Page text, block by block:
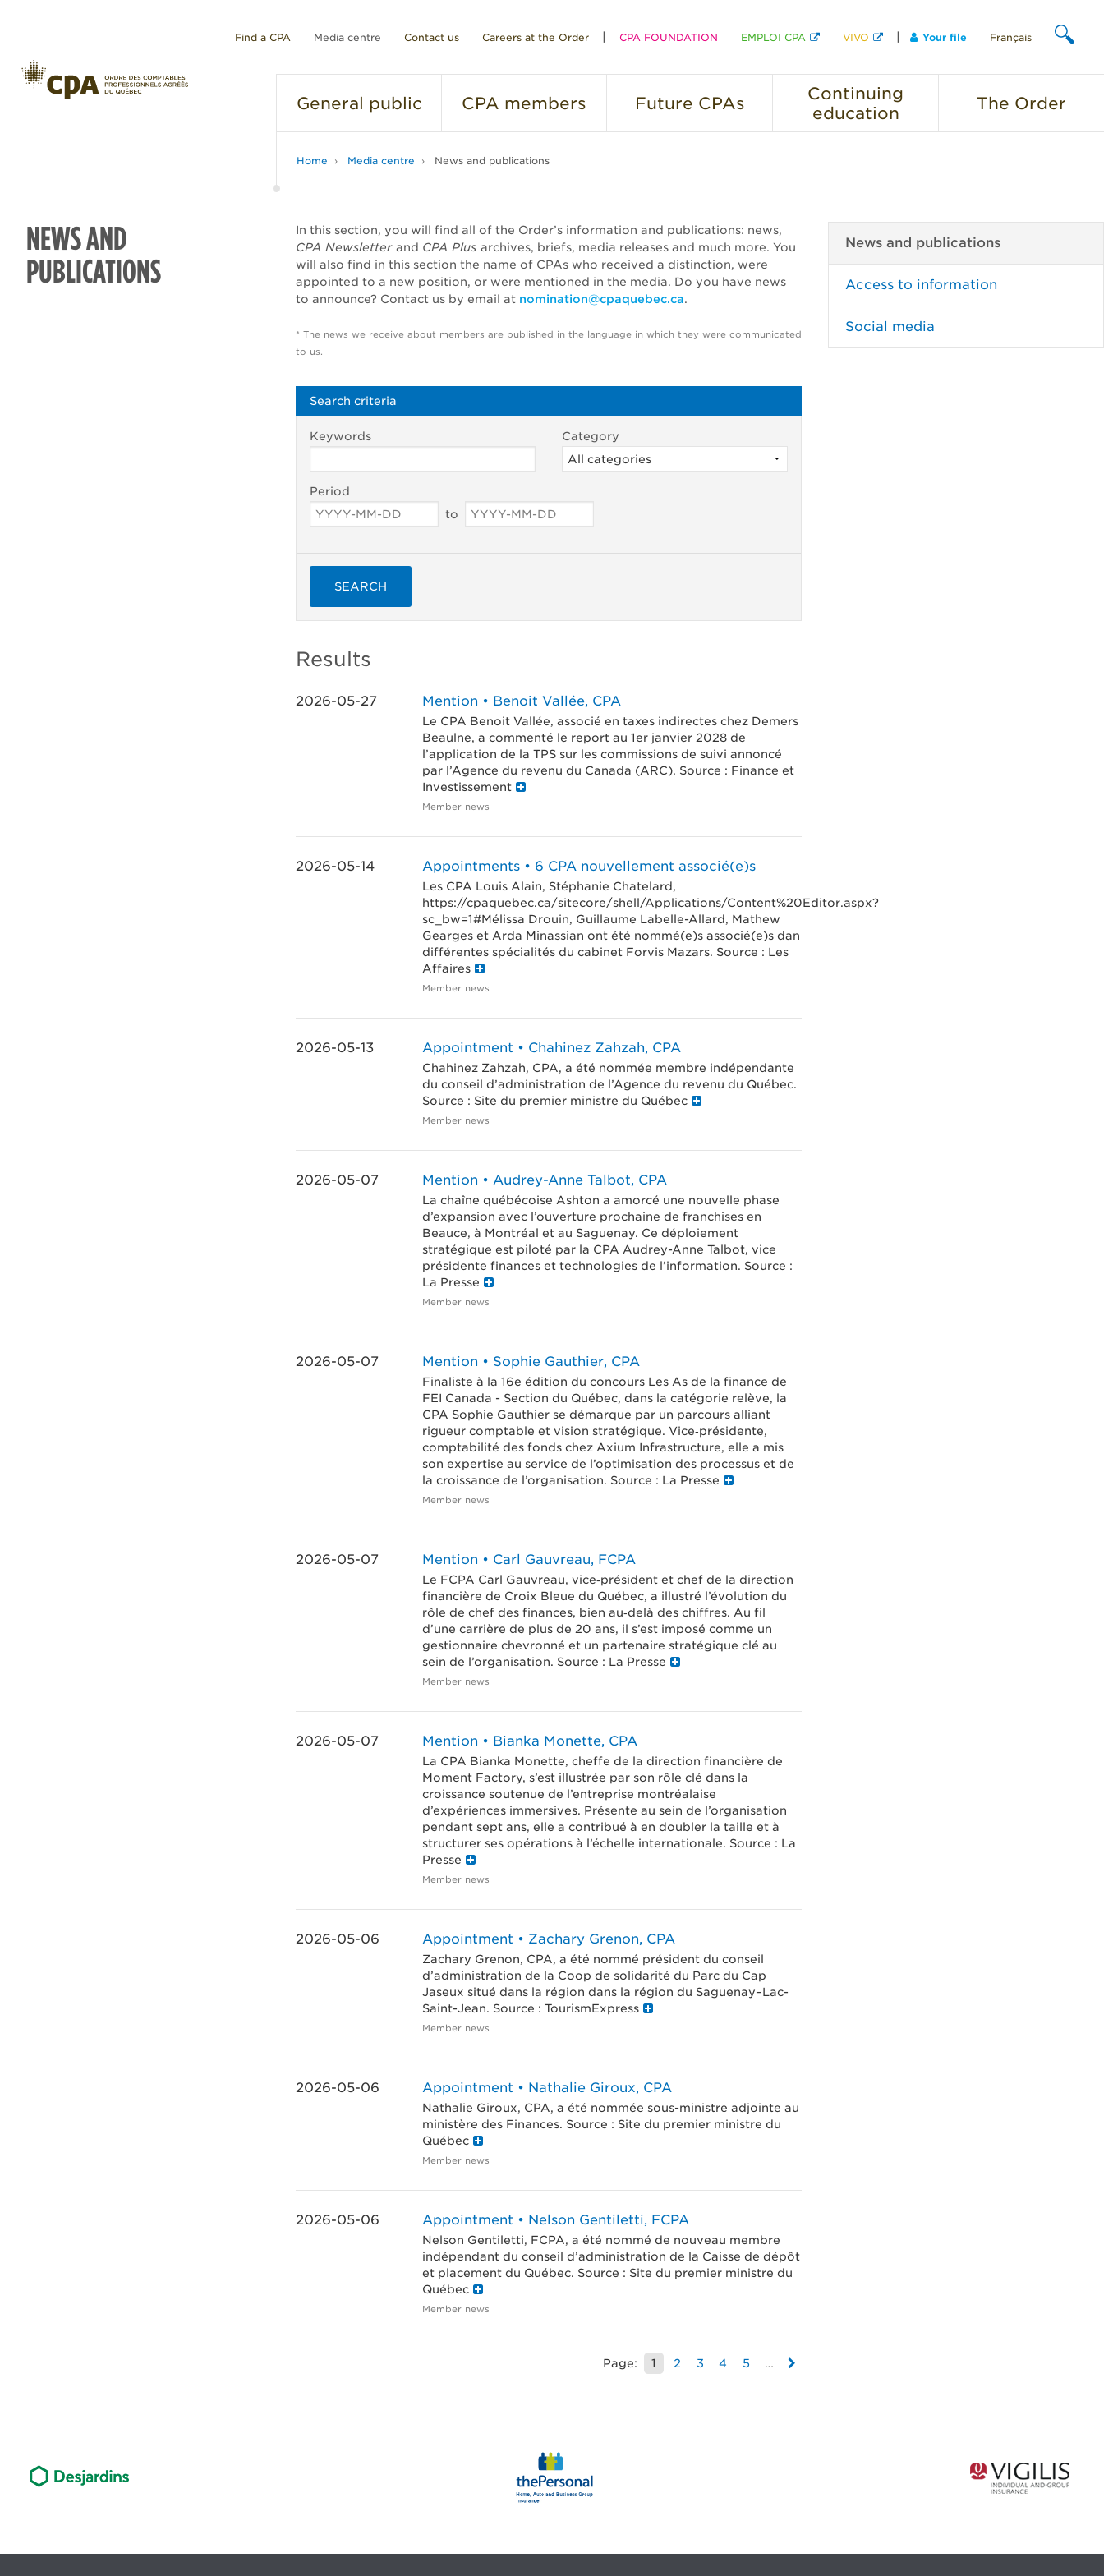
Find a CPA Media centre Contact us Careers at the Order CPA FOUNDATION EMPLOI CPA VIVO Your file Français
General public CPA members Future CPAs
Continuing
education
The Order
Home Media centre News and publications
NEWS AND
PUBLICATIONS
In this section, you will find all of the Order’s information and publications: news,
CPA Newsletter and CPA Plus archives, briefs, media releases and much more. You
will also find in this section the name of CPAs who received a distinction, were
appointed to a new position, or were mentioned in the media. Do you have news
to announce? Contact us by email at nomination@cpaquebec.ca.
* The news we receive about members are published in the language in which they were communicated
to us.
Search criteria
Keywords Category
Period
to
SEARCH
Results
2026-05-27 Mention • Benoit Vallée, CPA
Le CPA Benoit Vallée, associé en taxes indirectes chez Demers
Beaulne, a commenté le report au 1er janvier 2028 de
l’application de la TPS sur les commissions de suivi annoncé
par l’Agence du revenu du Canada (ARC). Source : Finance et
Investissement
Member news
2026-05-14 Appointments • 6 CPA nouvellement associé(e)s
Les CPA Louis Alain, Stéphanie Chatelard,
https://cpaquebec.ca/sitecore/shell/Applications/Content%20Editor.aspx?
sc_bw=1#Mélissa Drouin, Guillaume Labelle-Allard, Mathew
Gearges et Arda Minassian ont été nommé(e)s associé(e)s dan
différentes spécialités du cabinet Forvis Mazars. Source : Les
Affaires
Member news
2026-05-13 Appointment • Chahinez Zahzah, CPA
Chahinez Zahzah, CPA, a été nommée membre indépendante
du conseil d’administration de l’Agence du revenu du Québec.
Source : Site du premier ministre du Québec
Member news
2026-05-07 Mention • Audrey-Anne Talbot, CPA
La chaîne québécoise Ashton a amorcé une nouvelle phase
d’expansion avec l’ouverture prochaine de franchises en
Beauce, à Montréal et au Saguenay. Ce déploiement
stratégique est piloté par la CPA Audrey-Anne Talbot, vice
présidente finances et technologies de l’information. Source :
La Presse
Member news
2026-05-07 Mention • Sophie Gauthier, CPA
Finaliste à la 16e édition du concours Les As de la finance de
FEI Canada - Section du Québec, dans la catégorie relève, la
CPA Sophie Gauthier se démarque par un parcours alliant
rigueur comptable et vision stratégique. Vice‑présidente,
comptabilité des fonds chez Axium Infrastructure, elle a mis
son expertise au service de l’optimisation des processus et de
la croissance de l’organisation. Source : La Presse
Member news
2026-05-07 Mention • Carl Gauvreau, FCPA
Le FCPA Carl Gauvreau, vice‑président et chef de la direction
financière de Croix Bleue du Québec, a illustré l’évolution du
rôle de chef des finances, bien au‑delà des chiffres. Au fil
d’une carrière de plus de 20 ans, il s’est imposé comme un
gestionnaire chevronné et un partenaire stratégique clé au
sein de l’organisation. Source : La Presse
Member news
2026-05-07 Mention • Bianka Monette, CPA
La CPA Bianka Monette, cheffe de la direction financière de
Moment Factory, s’est illustrée par son rôle clé dans la
croissance soutenue de l’entreprise montréalaise
d’expériences immersives. Présente au sein de l’organisation
pendant sept ans, elle a contribué à en doubler la taille et à
structurer ses opérations à l’échelle internationale. Source : La
Presse
Member news
2026-05-06 Appointment • Zachary Grenon, CPA
Zachary Grenon, CPA, a été nommé président du conseil
d’administration de la Coop de solidarité du Parc du Cap
Jaseux situé dans la région dans la région du Saguenay–Lac-
Saint-Jean. Source : TourismExpress
Member news
2026-05-06 Appointment • Nathalie Giroux, CPA
Nathalie Giroux, CPA, a été nommée sous-ministre adjointe au
ministère des Finances. Source : Site du premier ministre du
Québec
Member news
2026-05-06 Appointment • Nelson Gentiletti, FCPA
Nelson Gentiletti, FCPA, a été nommé de nouveau membre
indépendant du conseil d’administration de la Caisse de dépôt
et placement du Québec. Source : Site du premier ministre du
Québec
Member news
Page: 1 2 3 4 5 …
News and publications
Access to information
Social media